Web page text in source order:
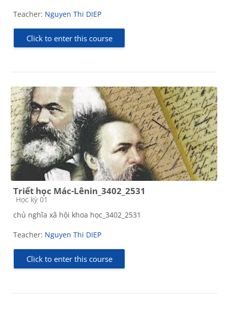
Teacher: Nguyen Thi DIEP
Click to enter this course
Triết học Mác-Lênin_3402_2531
Course category
Học kỳ 01
chủ nghĩa xã hội khoa học_3402_2531
Teacher: Nguyen Thi DIEP
Click to enter this course